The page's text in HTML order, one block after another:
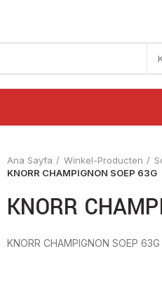
Ana Sayfa Winkel-Producten
KNORR CHAMPIGNON SOEP 63G
KNORR
KNORR CHAMPIGNON SOEP 63G